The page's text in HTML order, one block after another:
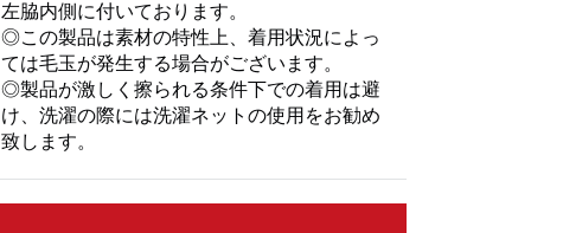
左脇内側に付いております。
◎この製品は素材の特性上、着用状況によっ
ては毛玉が発生する場合がございます。
◎製品が激しく擦られる条件下での着用は避
け、洗濯の際には洗濯ネットの使用をお勧め
致します。